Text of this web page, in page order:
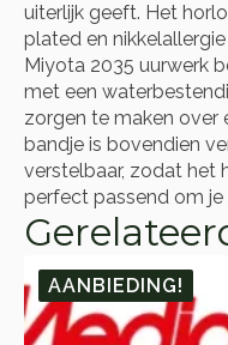
uiterlijk geeft. Het
plated en
Miyota 2035 uurwerk
met een
zorgen te maken over
bandje is bovendien
verstelbaar, zodat het
perfect passend om je
AANBIEDING!